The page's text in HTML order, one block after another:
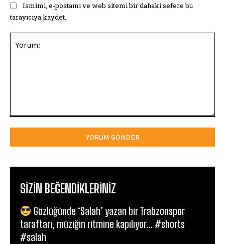
Ismimi, e-postamı ve web sitemi bir dahaki sefere bu
tarayıcıya kaydet.
SIZIN BEĞENDIKLERINIZ
Gözlüğünde ‘Salah’ yazan bir Trabzonspor
taraftarı, müziğin ritmine kapılıyor… #shorts
#salah